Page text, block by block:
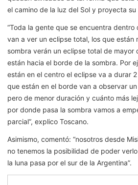
el camino de la luz del Sol y proyecta su
“Toda la gente que se encuentra dentro
van a ver un eclipse total, los que están
sombra verán un eclipse total de mayor
están hacia el borde de la sombra. Por
están en el centro el eclipse va a durar
que están en el borde van a observar
pero de menor duración y cuánto más
por donde pasa la sombra vamos a
parcial”, explico Toscano.
Asimismo, comentó: “nosotros desde
no tenemos la posibilidad de poder
la luna pasa por el sur de la Argentina”.